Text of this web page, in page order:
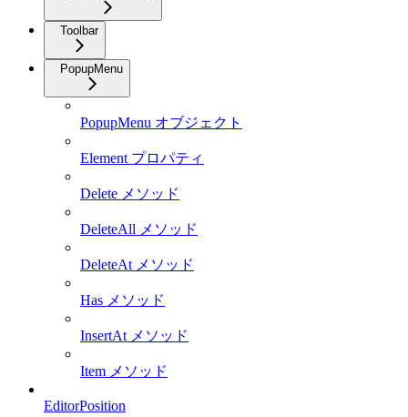
Toolbar
PopupMenu
PopupMenu オブジェクト
Element プロパティ
Delete メソッド
DeleteAll メソッド
DeleteAt メソッド
Has メソッド
InsertAt メソッド
Item メソッド
EditorPosition